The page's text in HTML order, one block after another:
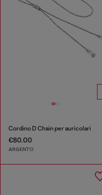
Cordino D Chain per auricolari
€80.00
ARGENTO